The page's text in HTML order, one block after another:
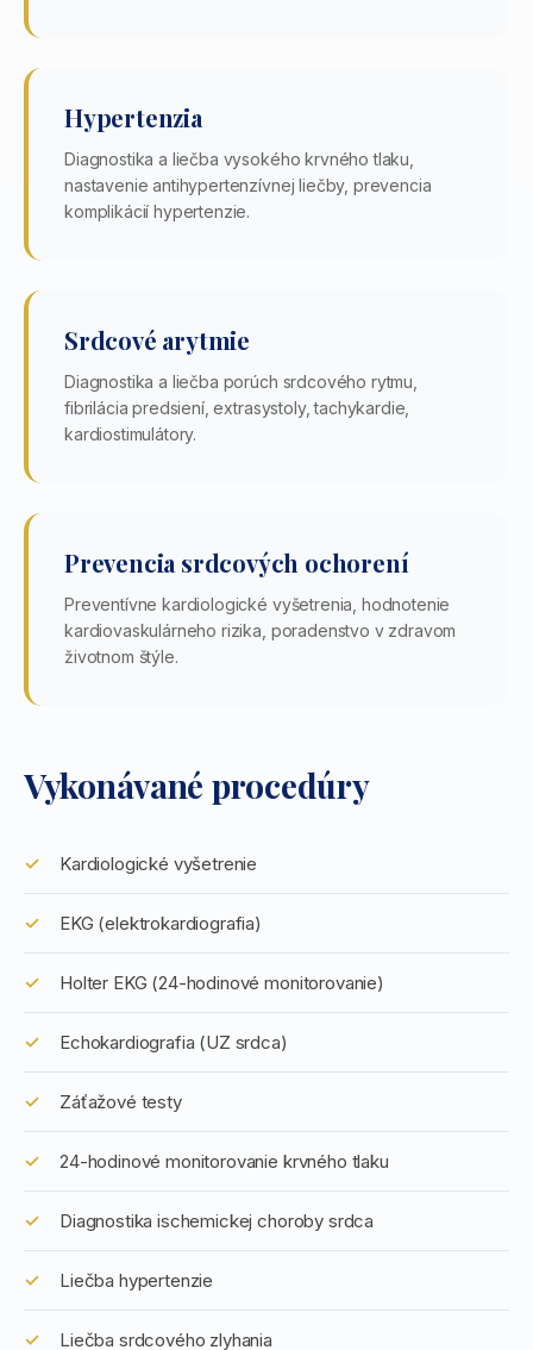
Hypertenzia
Diagnostika a liečba vysokého krvného tlaku,
nastavenie antihypertenzívnej liečby, prevencia
komplikácií hypertenzie.
Srdcové arytmie
Diagnostika a liečba porúch srdcového rytmu,
fibrilácia predsiení, extrasystoly, tachykardie,
kardiostimulátory.
Prevencia srdcových ochorení
Preventívne kardiologické vyšetrenia, hodnotenie
kardiovaskulárneho rizika, poradenstvo v zdravom
životnom štýle.
Vykonávané procedúry
Kardiologické vyšetrenie
EKG (elektrokardiografia)
Holter EKG (24-hodinové monitorovanie)
Echokardiografia (UZ srdca)
Záťažové testy
24-hodinové monitorovanie krvného tlaku
Diagnostika ischemickej choroby srdca
Liečba hypertenzie
Liečba srdcového zlyhania